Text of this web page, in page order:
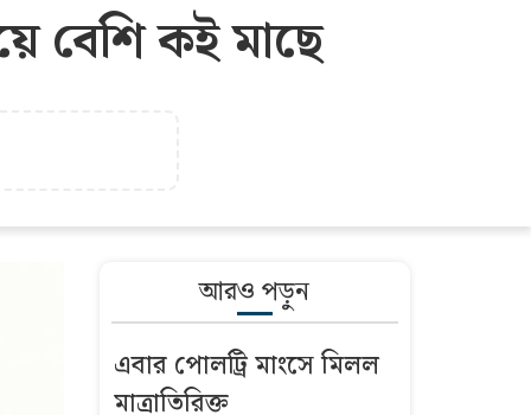
বেশি কই মাছে
আরও পড়ুন
এবার পোলট্রি মাংসে মিলল
মাত্রাতিরিক্ত